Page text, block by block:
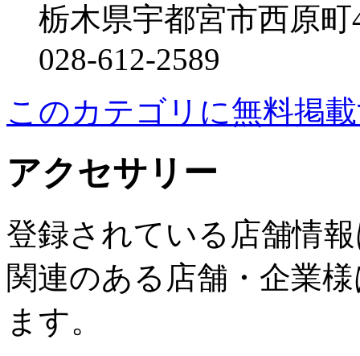
栃木県宇都宮市西原町
028-612-2589
このカテゴリに無料掲
アクセサリー
登録されている店舗情
関連のある店舗・企業
ます。